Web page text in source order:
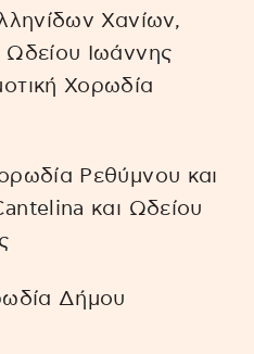
Χανίων,
Ιωάννης
Χορωδία
Ρεθύμνου και
και Ωδείου
Δήμου